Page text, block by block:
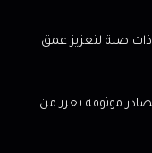
صلة لتعزيز عمق
موثوقة تعزز من